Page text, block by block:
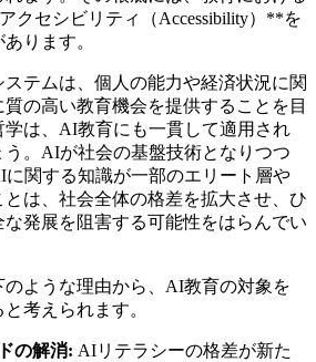
アクセシビリティ（Accessibility）**を
ります。
テムは、個人の能力や経済状況に関
の高い教育機会を提供することを目
は、AI教育にも一貫して適用され
。AIが社会の基盤技術となりつつ
関する知識が一部のエリート層や
は、社会全体の格差を拡大させ、ひ
発展を阻害する可能性をはらんでい
ような理由から、AI教育の対象を
考えられます。
の解消: AIリテラシーの格差が新た